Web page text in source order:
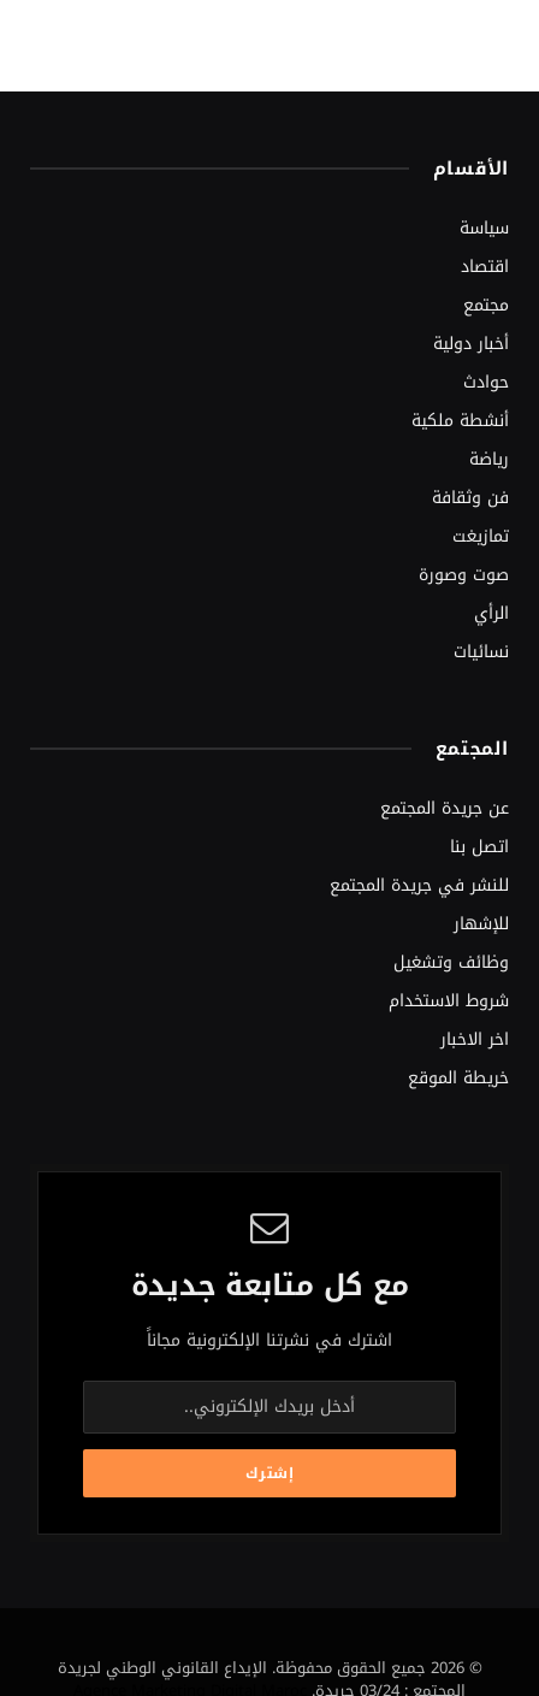
الأقسام
سياسة
اقتصاد
مجتمع
أخبار دولية
حوادث
أنشطة ملكية
رياضة
فن وثقافة
تمازيغت
صوت وصورة
الرأي
نسائيات
المجتمع
عن جريدة المجتمع
اتصل بنا
للنشر في جريدة المجتمع
للإشهار
وظائف وتشغيل
شروط الاستخدام
اخر الاخبار
خريطة الموقع
مع كل متابعة جديدة
اشترك في نشرتنا الإلكترونية مجاناً
© 2026 جميع الحقوق محفوظة. الإيداع القانوني الوطني لجريدة